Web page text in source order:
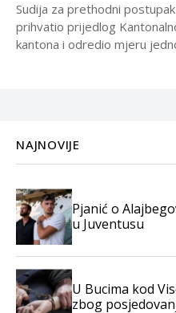
Sudija za prethodni
prihvatio prijedlog
kantona i odredio mjeru
NAJNOVIJE
Pjanić o
u Juventusu
U Bucima kod
zbog